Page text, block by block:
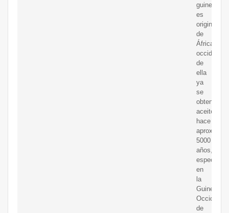
guineensis
es
originaria
de
África
occidental,
de
ella
ya
se
obtenía
aceite
hace
5000
años,
en
la
Guinea
Occidental
de